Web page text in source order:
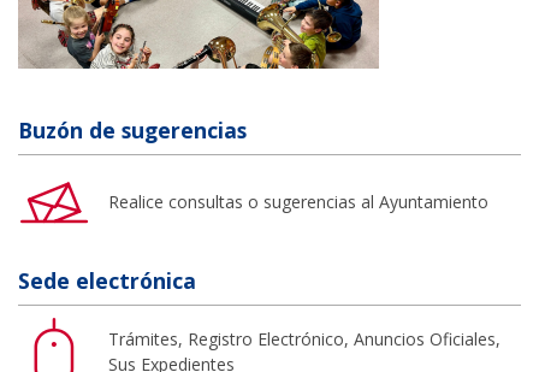
Buzón de sugerencias
Realice consultas o sugerencias al Ayuntamiento
Sede electrónica
Trámites, Registro Electrónico, Anuncios Oficiales,
Sus Expedientes